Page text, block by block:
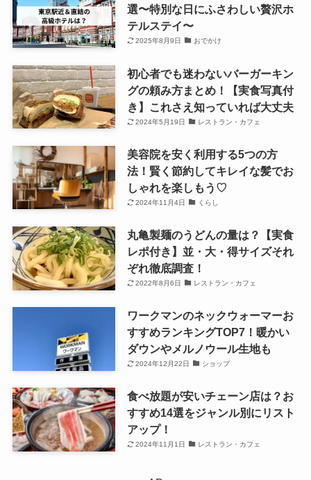
選〜特別な日にふさわしい贅沢ホ
テルステイ〜
2025年8月9日 おでかけ
初心者でも迷わないバーガーキン
グの頼み方まとめ！【実食写真付
き】これさえ知っていれば大丈夫
2024年5月19日 レストラン・カフェ
美容院を安く利用する5つの方
法！賢く節約してキレイな髪でお
しゃれを楽しもう♡
2024年11月4日 くらし
丸亀製麺のうどんの量は？【実食
レポ付き】並・大・得サイズそれ
ぞれ徹底調査！
2022年8月6日 レストラン・カフェ
ワークマンのネックウォーマーお
すすめランキングTOP7！暖かい
ダウンやメルノウール生地も
2024年12月22日 ショップ
食べ放題が安いチェーン店は？お
すすめ14選をジャンル別にリスト
アップ！
2024年11月1日 レストラン・カフェ